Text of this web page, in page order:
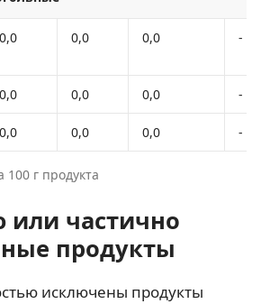
0,0 0,0 0,0 -
0,0 0,0 0,0 -
0,0 0,0 0,0 -
г продукта
или частично
продукты
исключены продукты